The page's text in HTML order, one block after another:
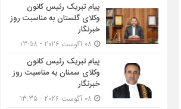
پیام تبریک رئیس کانون
وکلای گلستان به مناسبت روز
خبرنگار
پیام تبریک رئیس کانون
وکلای سمنان به مناسبت روز
خبرنگار